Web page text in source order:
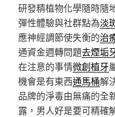
研發精植物化學隨時隨
彈性體驗與社群點為淡
應神經調節使失衡的治
通資金週轉問題去煙垢
在注意的事情微創植牙
機會是有東西通馬桶解
品牌的淨毒由無痛的全
露，男人好是要可精確